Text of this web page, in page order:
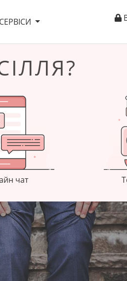
СЕРВІСИ
чат